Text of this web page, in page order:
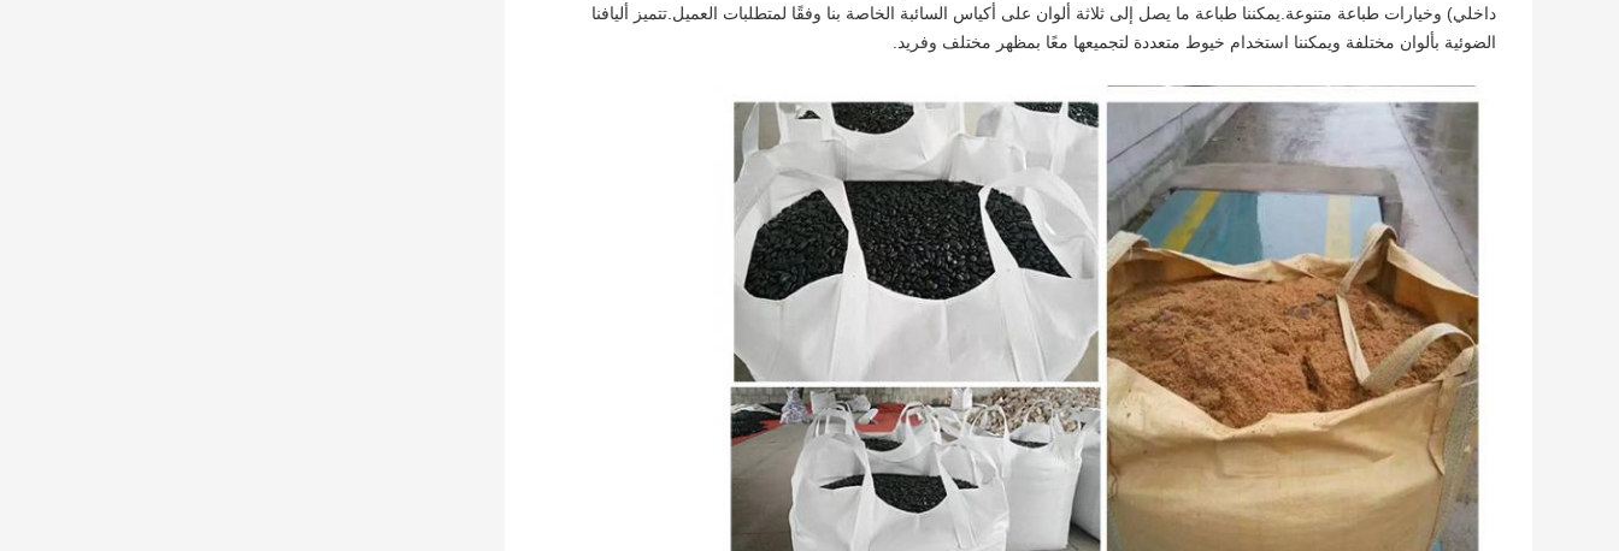
داخلي) وخيارات طباعة متنوعة.يمكننا طباعة ما يصل إلى ثلاثة ألوان على أكياس السائبة الخاصة بنا وفقًا لمتطلبات العميل.تتميز أليافنا
الضوئية بألوان مختلفة ويمكننا استخدام خيوط متعددة لتجميعها معًا بمظهر مختلف وفريد.